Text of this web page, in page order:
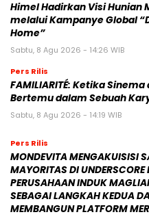
Himel Hadirkan Visi Hunian
melalui Kampanye Global
Home”
Sabtu, 8 Agu 2026 - 14:26 WIB
Pers Rilis
FAMILIARITÉ: Ketika
Bertemu dalam Sebuah
Sabtu, 8 Agu 2026 - 14:19 WIB
Pers Rilis
MONDEVITA MENGAKUISISI
MAYORITAS DI UNDERSCORE
PERUSAHAAN INDUK
SEBAGAI LANGKAH KEDUA
MEMBANGUN PLATFORM